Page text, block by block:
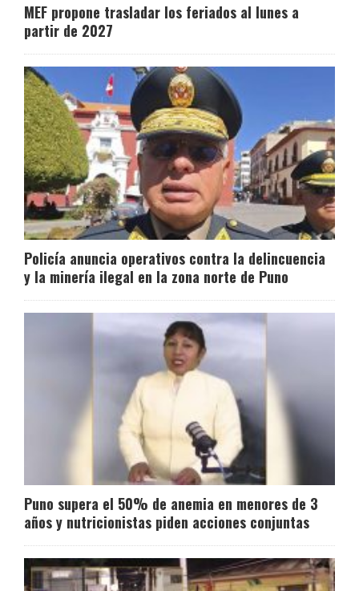
MEF propone trasladar los feriados al lunes a
partir de 2027
Policía anuncia operativos contra la delincuencia
y la minería ilegal en la zona norte de Puno
Puno supera el 50% de anemia en menores de 3
años y nutricionistas piden acciones conjuntas